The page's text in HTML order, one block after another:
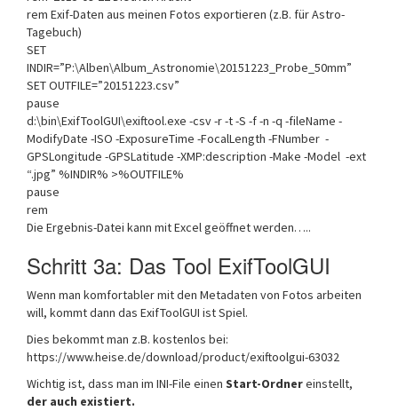
rem Exif-Daten aus meinen Fotos exportieren (z.B. für Astro-
Tagebuch)
SET
INDIR=”P:\Alben\Album_Astronomie\20151223_Probe_50mm”
SET OUTFILE=”20151223.csv”
pause
d:\bin\ExifToolGUI\exiftool.exe -csv -r -t -S -f -n -q -fileName -
ModifyDate -ISO -ExposureTime -FocalLength -FNumber -
GPSLongitude -GPSLatitude -XMP:description -Make -Model -ext
“.jpg” %INDIR% >%OUTFILE%
pause
rem
Die Ergebnis-Datei kann mit Excel geöffnet werden…..
Schritt 3a: Das Tool ExifToolGUI
Wenn man komfortabler mit den Metadaten von Fotos arbeiten
will, kommt dann das ExifToolGUI ist Spiel.
Dies bekommt man z.B. kostenlos bei:
https://www.heise.de/download/product/exiftoolgui-63032
Wichtig ist, dass man im INI-File einen Start-Ordnereinstellt,
der auch existiert.